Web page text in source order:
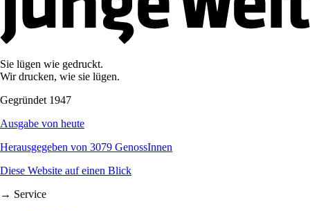
Sie lügen wie gedruckt.
Wir drucken, wie sie lügen.
Gegründet 1947
Ausgabe von heute
Herausgegeben von 3079 GenossInnen
Diese Website auf einen Blick
→ Service